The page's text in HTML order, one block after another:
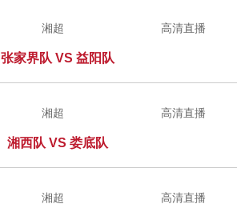
湘超
张家界队 VS 益阳队
高清直播
湘超
湘西队 VS 娄底队
高清直播
湘超 高清直播